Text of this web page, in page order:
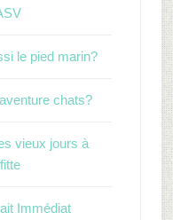
le pied marin?
chats?
vieux jours à
Immédiat